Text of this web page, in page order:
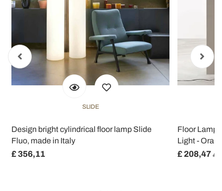
SLIDE
Design bright cylindrical floor lamp Slide
Fluo, made in Italy
£ 356,11
Floor Lamp
Light -
£ 208,47 £